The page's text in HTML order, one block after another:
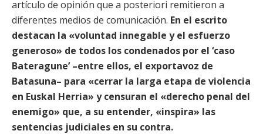
artículo de opinión que a posteriori remitieron a
diferentes medios de comunicación. En el escrito
destacan la «voluntad innegable y el esfuerzo
generoso» de todos los condenados por el ‘caso
Bateragune’ –entre ellos, el exportavoz de
Batasuna– para «cerrar la larga etapa de violencia
en Euskal Herria» y censuran el «derecho penal del
enemigo» que, a su entender, «inspira» las
sentencias judiciales en su contra.